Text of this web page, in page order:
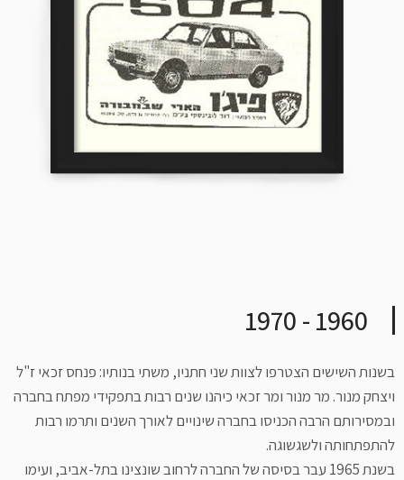
1960 - 1970
בשנות השישים הצטרפו לצוות שני חתניו, משתי בנותיו: פנחס זכאי ז"ל
ויצחק מנור. מר מנור ומר זכאי כיהנו שנים רבות בתפקידי מפתח בחברה
ובמסירותם הרבה הכניסו בחברה שינויים לאורך השנים ותרמו רבות
להתפתחותה ולשגשוגה.
בשנת 1965 עבר בסיסה של החברה לרחוב שונצינו בתל-אביב, ועימו